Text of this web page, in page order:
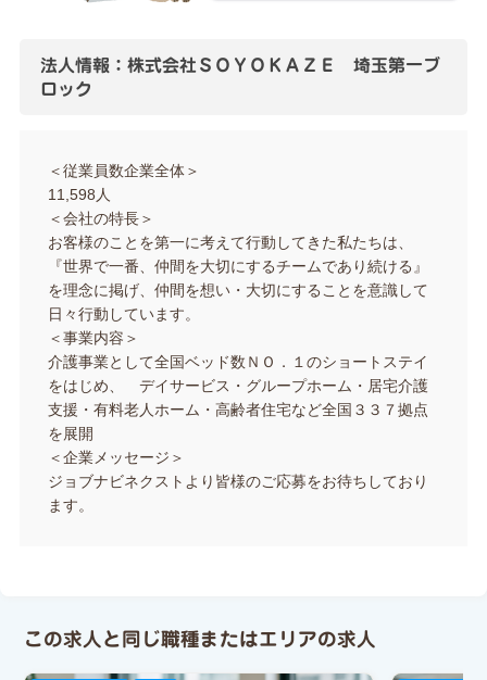
法人情報：株式会社ＳＯＹＯＫＡＺＥ 埼玉第一ブ
ロック
＜従業員数企業全体＞
11,598人
＜会社の特長＞
お客様のことを第一に考えて行動してきた私たちは、
『世界で一番、仲間を大切にするチームであり続ける』
を理念に掲げ、仲間を想い・大切にすることを意識して
日々行動しています。
＜事業内容＞
介護事業として全国ベッド数ＮＯ．１のショートステイ
をはじめ、 デイサービス・グループホーム・居宅介護
支援・有料老人ホーム・高齢者住宅など全国３３７拠点
を展開
＜企業メッセージ＞
ジョブナビネクストより皆様のご応募をお待ちしており
ます。
この求人と同じ職種またはエリアの求人